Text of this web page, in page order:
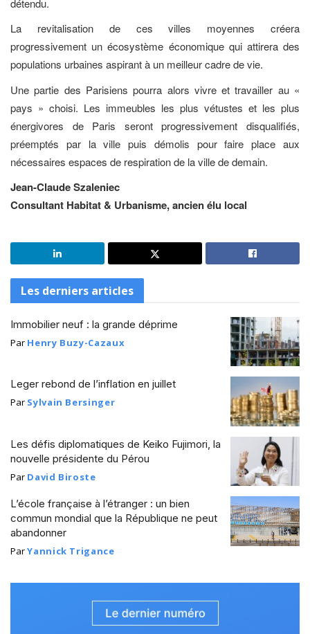
détendu.
La revitalisation de ces villes moyennes créera
progressivement un écosystème économique qui attirera des
populations urbaines aspirant à un meilleur cadre de vie.
Une partie des Parisiens pourra alors vivre et travailler au «
pays » choisi. Les immeubles les plus vétustes et les plus
énergivores de Paris seront progressivement disqualifiés,
préemptés par la ville puis démolis pour faire place aux
nécessaires espaces de respiration de la ville de demain.
Jean-Claude Szaleniec
Consultant Habitat & Urbanisme, ancien élu local
Les derniers articles
Immobilier neuf : la grande déprime
Par Henry Buzy-Cazaux
Leger rebond de l’inflation en juillet
Par Sylvain Bersinger
Les défis diplomatiques de Keiko Fujimori, la
nouvelle présidente du Pérou
Par David Biroste
L’école française à l’étranger : un bien
commun mondial que la République ne peut
abandonner
ParYannick Trigance